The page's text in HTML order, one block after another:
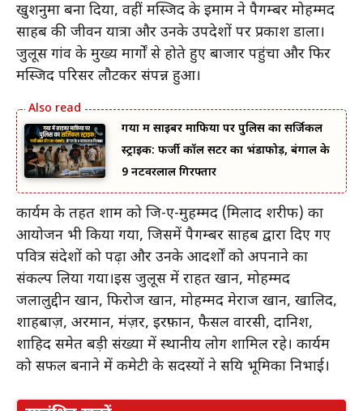
खुशनुमा बना दिया, वहीं मस्जिद के इमाम ने पैगम्बर मोहम्मद
साहब की जीवन यात्रा और उनके उपदेशों पर प्रकाश डाला।
जुलूस गांव के मुख्य मार्गों से होते हुए बाजार पहुंचा और फिर
मस्जिद परिसर लौटकर संपन्न हुआ।
गया में साइबर माफिया पर पुलिस का सर्जिकल
स्ट्राइक: फर्जी कॉल सेंटर का भंडाफोड़, बंगाल के
9 नटवरलाल गिरफ्तार
कार्यक्रम के तहत शाम को जिक्र-ए-मुहम्मद (मिलाद शरीफ) का
आयोजन भी किया गया, जिसमें पैगम्बर साहब द्वारा दिए गए
पवित्र संदेशों को पढ़ा और उनके आदर्शों को अपनाने का
संकल्प लिया गया।इस जुलूस में राहत खान, मोहम्मद
जलालुद्दीन खान, फिरोज खान, मोहम्मद मेराज खान, खालिद,
शाहबाज़, अरमान, मंज़र, इरफ़ान, फैसल वारसी, दानिश,
शाहिद समेत बड़ी संख्या में स्थानीय लोग शामिल रहे। कार्यक्रम
को सफल बनाने में कमेटी के सदस्यों ने सक्रिय भूमिका निभाई।